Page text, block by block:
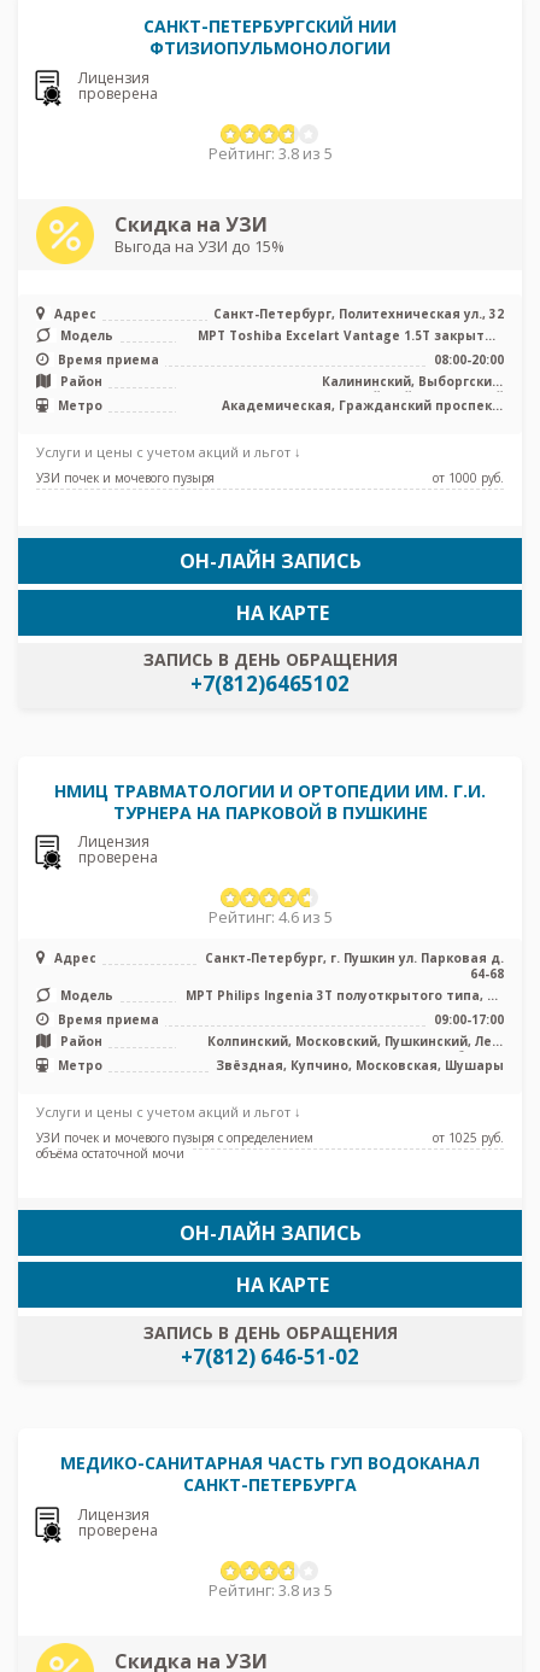
САНКТ-ПЕТЕРБУРГСКИЙ НИИ
ФТИЗИОПУЛЬМОНОЛОГИИ
Лицензия
проверена
Рейтинг: 3.8 из 5
Скидка на УЗИ
Выгода на УЗИ до 15%
Адрес
Санкт-Петербург, Политехническая ул., 32
Модель
МРТ Toshiba Excelart Vantage 1.5T закрытый
Время приема
08:00-20:00
Район
Калининский, Выборгский,
Красногвардейский, Приморский
Метро
Академическая, Гражданский проспект,
Услуги и цены с учетом акций и льгот ↓
УЗИ почек и мочевого пузыря от 1000 pуб.
ОН-ЛАЙН ЗАПИСЬ
ЗАПИСЬ В ДЕНЬ ОБРАЩЕНИЯ
+7(812)6465102
НА КАРТЕ
НМИЦ ТРАВМАТОЛОГИИ И ОРТОПЕДИИ ИМ. Г.И.
ТУРНЕРА НА ПАРКОВОЙ В ПУШКИНЕ
Лицензия
проверена
Рейтинг: 4.6 из 5
Адрес
Санкт-Петербург, г. Пушкин ул. Парковая д.
64-68
Модель
МРТ Philips Ingenia 3Т полуоткрытого типа, КТ
Philips Brilliance 64 ср ...
Время приема
09:00-17:00
Район
Колпинский, Московский, Пушкинский, Лен.
область
Метро Звёздная, Купчино, Московская, Шушары
Услуги и цены с учетом акций и льгот ↓
УЗИ почек и мочевого пузыря с определением
объёма остаточной мочи
от 1025 pуб.
ОН-ЛАЙН ЗАПИСЬ
ЗАПИСЬ В ДЕНЬ ОБРАЩЕНИЯ
+7(812) 646-51-02
НА КАРТЕ
МЕДИКО-САНИТАРНАЯ ЧАСТЬ ГУП ВОДОКАНАЛ
САНКТ-ПЕТЕРБУРГА
Лицензия
проверена
Рейтинг: 3.8 из 5
Скидка на УЗИ